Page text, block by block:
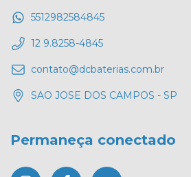
5512982584845
12 9.8258-4845
contato@dcbaterias.com.br
SAO JOSE DOS CAMPOS - SP
Permaneça conectado